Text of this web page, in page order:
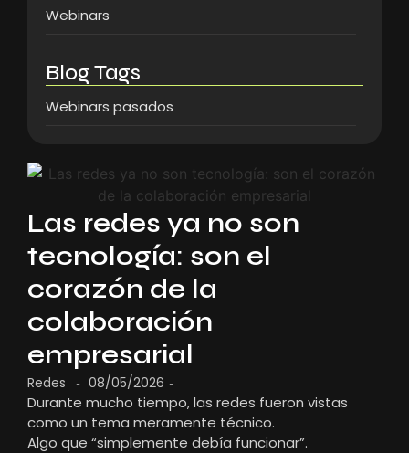
Webinars
Blog Tags
Webinars pasados
Las redes ya no son
tecnología: son el
corazón de la
colaboración
empresarial
Redes - 08/05/2026 -
Durante mucho tiempo, las redes fueron vistas
como un tema meramente técnico.
Algo que “simplemente debía funcionar”.